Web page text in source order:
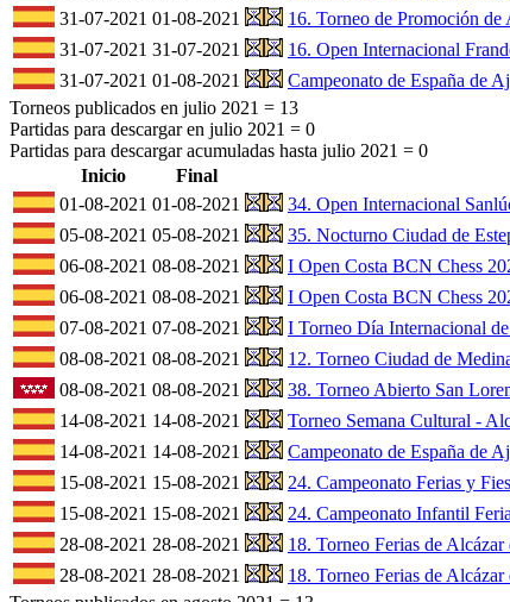
31-07-2021 01-08-2021 16. Torneo de Promoción de
31-07-2021 31-07-2021 16. Open Internacional
31-07-2021 01-08-2021 Campeonato de España de
Torneos publicados en julio 2021 = 13
Partidas para descargar en julio 2021 = 0
Partidas para descargar acumuladas hasta julio 2021 = 0
Inicio
Final
01-08-2021 01-08-2021 34. Open Internacional
05-08-2021 05-08-2021 35. Nocturno Ciudad de
06-08-2021 08-08-2021 I Open Costa BCN Chess
06-08-2021 08-08-2021 I Open Costa BCN Chess
07-08-2021 07-08-2021 I Torneo Día Internacional
08-08-2021 08-08-2021 12. Torneo Ciudad de
08-08-2021 08-08-2021 38. Torneo Abierto San
14-08-2021 14-08-2021 Torneo Semana Cultural -
14-08-2021 14-08-2021 Campeonato de España de
15-08-2021 15-08-2021 24. Campeonato Ferias y
15-08-2021 15-08-2021 24. Campeonato Infantil
28-08-2021 28-08-2021 18. Torneo Ferias de
28-08-2021 28-08-2021 18. Torneo Ferias de